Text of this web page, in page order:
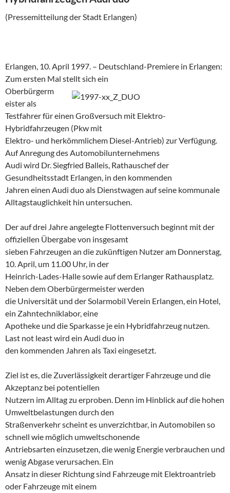
(Pressemitteilung der Stadt Erlangen)
Erlangen, 10. April 1997. – Deutschland-Premiere in Erlangen:
Zum ersten Mal stellt sich ein
Oberbürgerm
eister als
Testfahrer für einen Großversuch mit Elektro-
Hybridfahrzeugen (Pkw mit
Elektro- und herkömmlichem Diesel-Antrieb) zur Verfügung.
Auf Anregung des Automobilunternehmens
Audi wird Dr. Siegfried Balleis, Rathauschef der
Gesundheitsstadt Erlangen, in den kommenden
Jahren einen Audi duo als Dienstwagen auf seine kommunale
Alltagstauglichkeit hin untersuchen.
Der auf drei Jahre angelegte Flottenversuch beginnt mit der
offiziellen Übergabe von insgesamt
sieben Fahrzeugen an die zukünftigen Nutzer am Donnerstag,
10. April, um 11.00 Uhr, in der
Heinrich-Lades-Halle sowie auf dem Erlanger Rathausplatz.
Neben dem Oberbürgermeister werden
die Universität und der Solarmobil Verein Erlangen, ein Hotel,
ein Zahntechniklabor, eine
Apotheke und die Sparkasse je ein Hybridfahrzeug nutzen.
Last not least wird ein Audi duo in
den kommenden Jahren als Taxi eingesetzt.
Ziel ist es, die Zuverlässigkeit derartiger Fahrzeuge und die
Akzeptanz bei potentiellen
Nutzern im Alltag zu erproben. Denn im Hinblick auf die hohen
Umweltbelastungen durch den
Straßenverkehr scheint es unverzichtbar, in Automobilen so
schnell wie möglich umweltschonende
Antriebsarten einzusetzen, die wenig Energie verbrauchen und
wenig Abgase verursachen. Ein
Ansatz in dieser Richtung sind Fahrzeuge mit Elektroantrieb
oder Fahrzeuge mit einem